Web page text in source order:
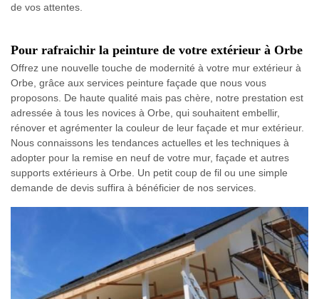
de vos attentes.
Pour rafraichir la peinture de votre extérieur à Orbe
Offrez une nouvelle touche de modernité à votre mur extérieur à
Orbe, grâce aux services peinture façade que nous vous
proposons. De haute qualité mais pas chère, notre prestation est
adressée à tous les novices à Orbe, qui souhaitent embellir,
rénover et agrémenter la couleur de leur façade et mur extérieur.
Nous connaissons les tendances actuelles et les techniques à
adopter pour la remise en neuf de votre mur, façade et autres
supports extérieurs à Orbe. Un petit coup de fil ou une simple
demande de devis suffira à bénéficier de nos services.